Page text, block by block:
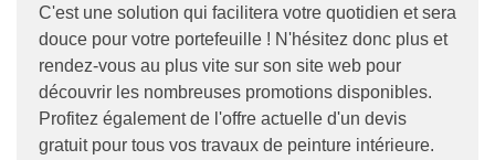
C'est une solution qui facilitera votre quotidien et sera
douce pour votre portefeuille ! N'hésitez donc plus et
rendez-vous au plus vite sur son site web pour
découvrir les nombreuses promotions disponibles.
Profitez également de l'offre actuelle d'un devis
gratuit pour tous vos travaux de peinture intérieure.